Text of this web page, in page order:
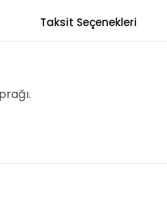
Taksit Seçenekleri
noktaları öneri formunu